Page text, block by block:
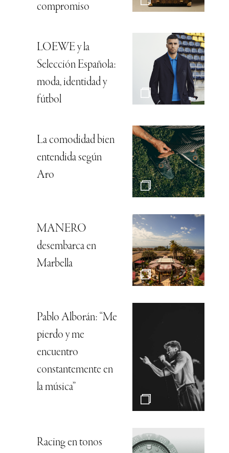
compromiso
LOEWE y la
Selección Española:
moda, identidad y
fútbol
La comodidad bien
entendida según
Aro
MANERO
desembarca en
Marbella
Pablo Alborán: “Me
pierdo y me
encuentro
constantemente en
la música”
Racing en tonos